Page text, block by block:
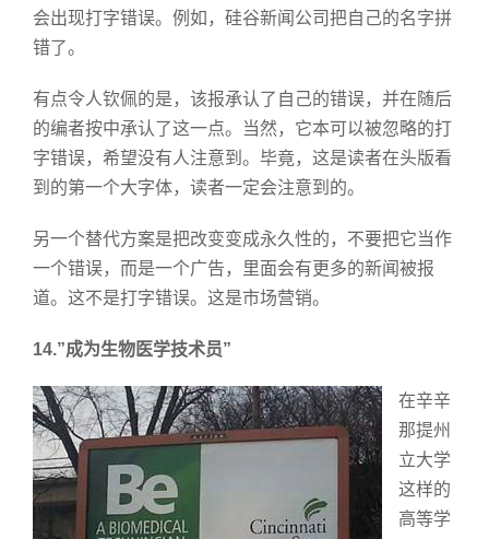
会出现打字错误。例如，硅谷新闻公司把自己的名字拼
错了。
有点令人钦佩的是，该报承认了自己的错误，并在随后
的编者按中承认了这一点。当然，它本可以被忽略的打
字错误，希望没有人注意到。毕竟，这是读者在头版看
到的第一个大字体，读者一定会注意到的。
另一个替代方案是把改变变成永久性的，不要把它当作
一个错误，而是一个广告，里面会有更多的新闻被报
道。这不是打字错误。这是市场营销。
14.”成为生物医学技术员”
在辛辛
那提州
立大学
这样的
高等学